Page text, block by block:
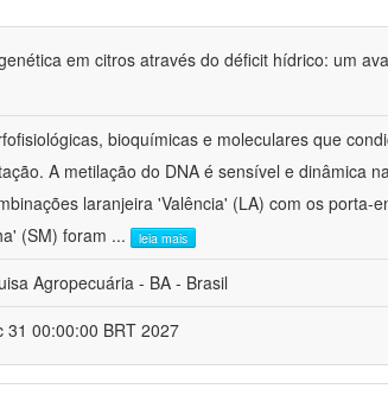
em citros através do déficit hídrico: um
bioquímicas e moleculares que
A metilação do DNA é sensível e dinâmica
laranjeira 'Valência' (LA) com os porta-
(SM) foram ... leia mais
Agropecuária - BA - Brasil
31 00:00:00 BRT 2027